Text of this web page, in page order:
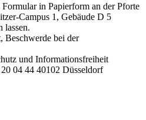
in Papierform an der Pforte
Campus 1, Gebäude D 5
lassen.
Beschwerde bei der
und Informationsfreiheit
04 44 40102 Düsseldorf